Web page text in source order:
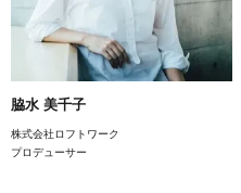
脇水 美千子
株式会社ロフトワーク
プロデューサー